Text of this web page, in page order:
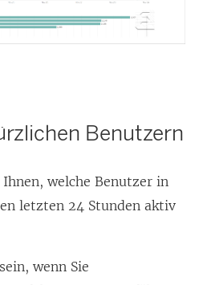
Benutzern
welche Benutzer in
letzten 24 Stunden aktiv
wenn Sie